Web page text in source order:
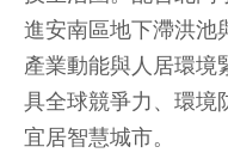
進安南區地下滯洪池
產業動能與人居環境
具全球競爭力、環境
宜居智慧城市。